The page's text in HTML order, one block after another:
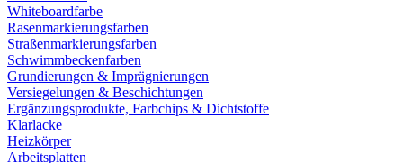
Whiteboardfarbe
Rasenmarkierungsfarben
Straßenmarkierungsfarben
Schwimmbeckenfarben
Grundierungen & Imprägnierungen
Versiegelungen & Beschichtungen
Ergänzungsprodukte, Farbchips & Dichtstoffe
Klarlacke
Heizkörper
Arbeitsplatten